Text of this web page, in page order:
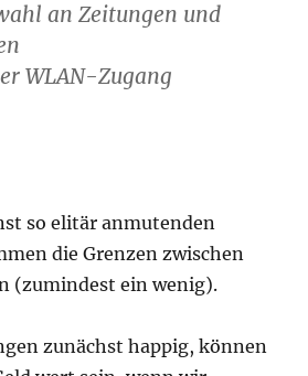
an Zeitungen und
WLAN-Zugang
so elitär anmutenden
die Grenzen zwischen
(zumindest ein wenig).
zunächst happig, können